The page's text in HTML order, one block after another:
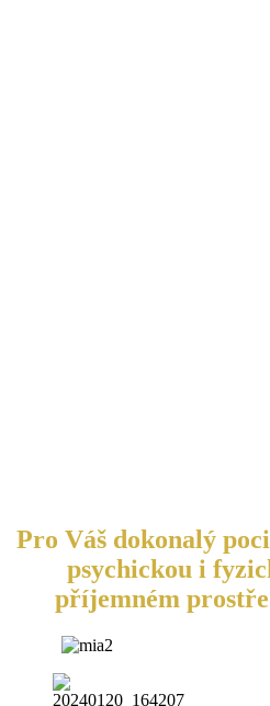
Pro Váš dokonalý
psychickou i
příjemném